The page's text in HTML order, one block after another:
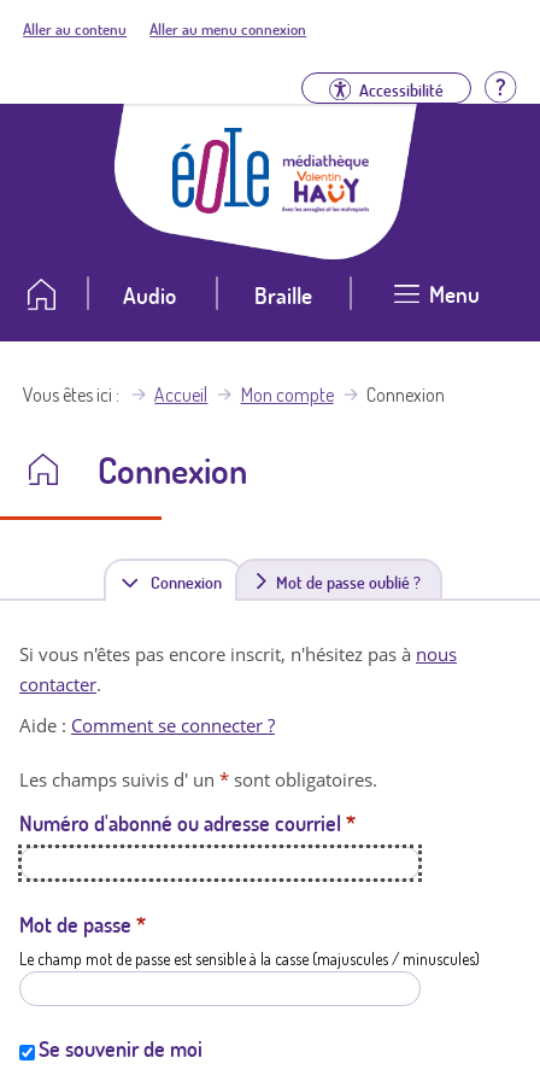
Aller au contenu Aller au menu connexion
Accessibilité
Audio Braille Menu
Vous êtes ici Accueil Mon compte Connexion
Connexion
Connexion(
n
t
a
t
i
Mot de passe oublié ?
Si vous n'êtes pas encore inscrit, n'hésitez pas à nous
contacter.
Aide : Comment se connecter ?
Les champs suivis d' un * sont obligatoires.
Numéro d'abonné ou adresse courriel *
Mot de passe *
Le champ mot de passe est sensible à la casse (majuscules / minuscules)
Se souvenir de moi